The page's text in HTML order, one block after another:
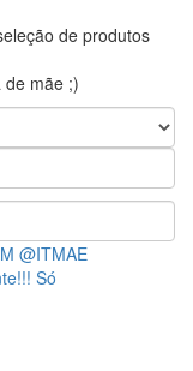
de produtos
de mãe ;)
@ITMAE
Só